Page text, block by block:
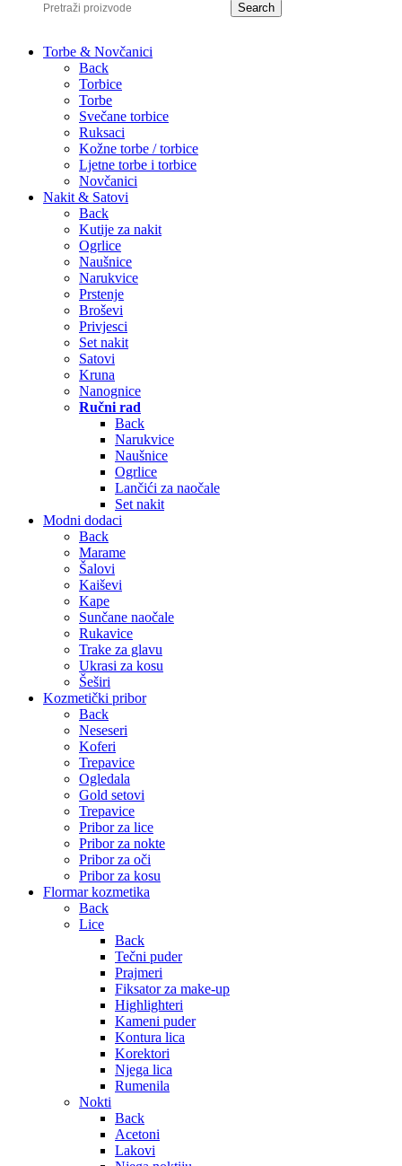
Search
Torbe & Novčanici
Back
Torbice
Torbe
Svečane torbice
Ruksaci
Kožne torbe / torbice
Ljetne torbe i torbice
Novčanici
Nakit & Satovi
Back
Kutije za nakit
Ogrlice
Naušnice
Narukvice
Prstenje
Broševi
Privjesci
Set nakit
Satovi
Kruna
Nanognice
Ručni rad
Back
Narukvice
Naušnice
Ogrlice
Lančići za naočale
Set nakit
Modni dodaci
Back
Marame
Šalovi
Kaiševi
Kape
Sunčane naočale
Rukavice
Trake za glavu
Ukrasi za kosu
Šeširi
Kozmetički pribor
Back
Neseseri
Koferi
Trepavice
Ogledala
Gold setovi
Trepavice
Pribor za lice
Pribor za nokte
Pribor za oči
Pribor za kosu
Flormar kozmetika
Back
Lice
Back
Tečni puder
Prajmeri
Fiksator za make-up
Highlighteri
Kameni puder
Kontura lica
Korektori
Njega lica
Rumenila
Nokti
Back
Acetoni
Lakovi